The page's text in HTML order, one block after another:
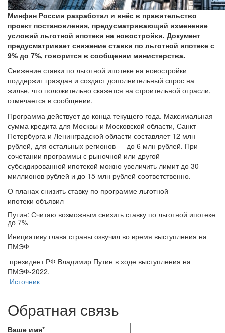
Минфин России разработал и внёс в правительство
проект постановления, предусматривающий изменение
условий льготной ипотеки на новостройки. Документ
предусматривает снижение ставки по льготной ипотеке с
9% до 7%, говорится в сообщении министерства.
Снижение ставки по льготной ипотеке на новостройки
поддержит граждан и создаст дополнительный спрос на
жилье, что положительно скажется на строительной отрасли,
отмечается в сообщении.
Программа действует до конца текущего года. Максимальная
сумма кредита для Москвы и Московской области, Санкт-
Петербурга и Ленинградской области составляет 12 млн
рублей, для остальных регионов — до 6 млн рублей. При
сочетании программы с рыночной или другой
субсидированной ипотекой можно увеличить лимит до 30
миллионов рублей и до 15 млн рублей соответственно.
О планах снизить ставку по программе льготной
ипотеки объявил
Путин: Считаю возможным снизить ставку по льготной ипотеке
до 7%
Инициативу глава страны озвучил во время выступления на
ПМЭФ
президент РФ Владимир Путин в ходе выступления на
ПМЭФ-2022.
Источник
Обратная связь
Ваше имя*